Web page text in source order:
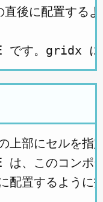
後に配置する
の上部にセルを
、このコンポ
配置するように